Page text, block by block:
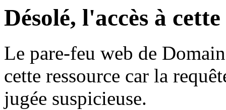
Désolé, l'accès à
Le pare-feu web de
cette ressource car la
jugée suspicieuse.